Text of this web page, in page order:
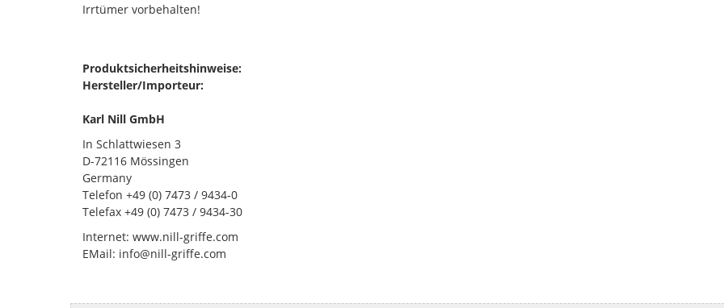
Irrtümer vorbehalten!
Produktsicherheitshinweise:
Hersteller/Importeur:
Karl Nill GmbH
In Schlattwiesen 3
D-72116 Mössingen
Germany
Telefon +49 (0) 7473 / 9434-0
Telefax +49 (0) 7473 / 9434-30
Internet: www.nill-griffe.com
EMail: info@nill-griffe.com